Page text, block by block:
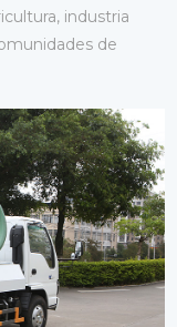
industria
de